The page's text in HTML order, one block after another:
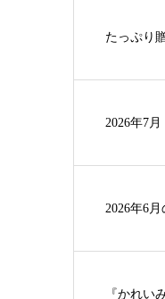
たっぷり
2026年7
2026年6
『かれい